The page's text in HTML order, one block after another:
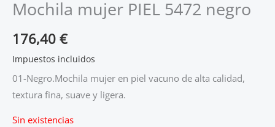
Mochila mujer PIEL 5472 negro
176,40 €
Impuestos incluidos
01-Negro.Mochila mujer en piel vacuno de alta calidad,
textura fina, suave y ligera.
Sin existencias